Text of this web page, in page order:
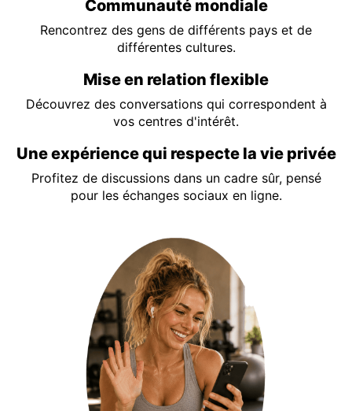
Communauté mondiale
Rencontrez des gens de différents pays et de
différentes cultures.
Mise en relation flexible
Découvrez des conversations qui correspondent à
vos centres d'intérêt.
Une expérience qui respecte la vie privée
Profitez de discussions dans un cadre sûr, pensé
pour les échanges sociaux en ligne.